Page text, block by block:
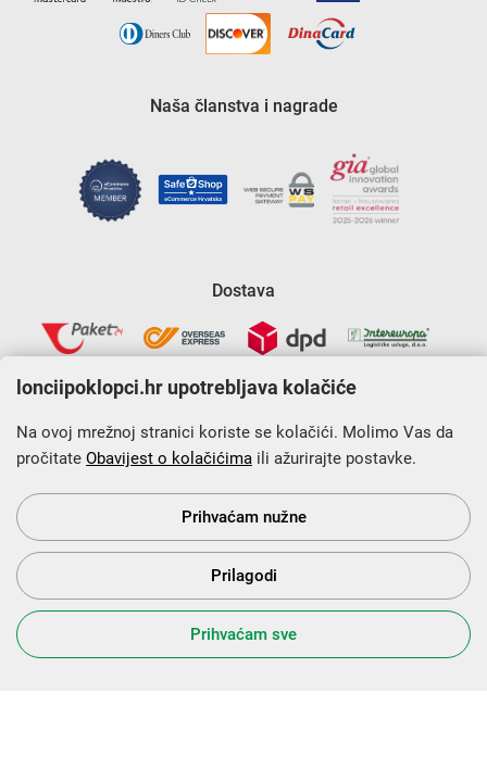
Naša članstva i nagrade
Dostava
Krajnji primatelj financijskog instrumenta sufinanciranog iz
Europskog fonda za regionalni razvoj u sklopu Operativnog
programa „Konkurentnost i kohezija”.
s Vama od 2014. godine!
lonciipoklopci.hr upotrebljava kolačiće
Na ovoj mrežnoj stranici koriste se kolačići. Molimo Vas da
pročitate Obavijest o kolačićima ili ažurirajte postavke.
Prihvaćam nužne
Prilagodi
Prihvaćam sve